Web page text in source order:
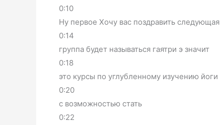
0:10
Ну первое Хочу вас поздравить следующая
0:14
группа будет называться гаятри э значит
0:18
это курсы по углубленному изучению йоги
0:20
с возможностью стать
0:22